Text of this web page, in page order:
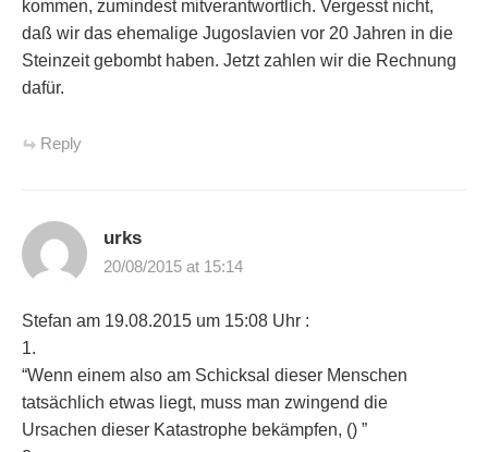
kommen, zumindest mitverantwortlich. Vergesst nicht,
daß wir das ehemalige Jugoslavien vor 20 Jahren in die
Steinzeit gebombt haben. Jetzt zahlen wir die Rechnung
dafür.
Reply
urks
20/08/2015 at 15:14
Stefan am 19.08.2015 um 15:08 Uhr :
1.
“Wenn einem also am Schicksal dieser Menschen
tatsächlich etwas liegt, muss man zwingend die
Ursachen dieser Katastrophe bekämpfen, () ”